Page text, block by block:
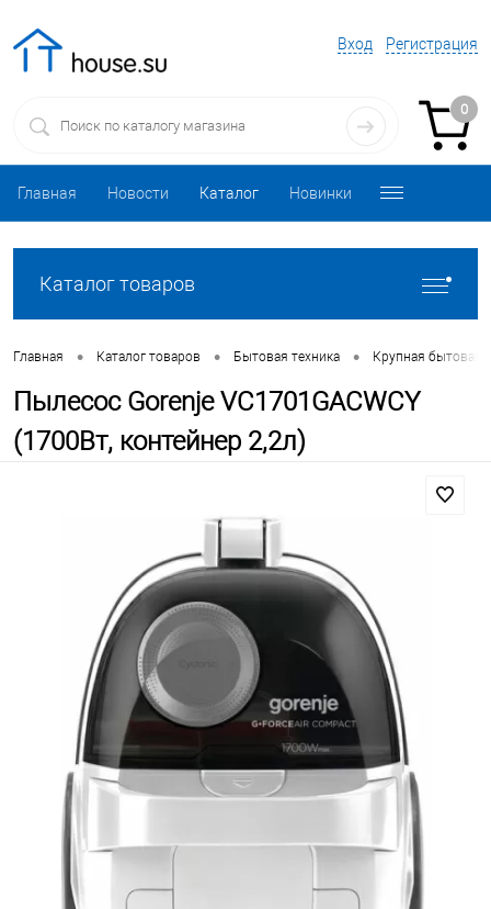
Вход Регистрация
0
Главная Новости Каталог Новинки
Каталог товаров
Главная • Каталог товаров • Бытовая техника • Крупная бытовая
Пылесос Gorenje VC1701GACWCY
(1700Вт, контейнер 2,2л)